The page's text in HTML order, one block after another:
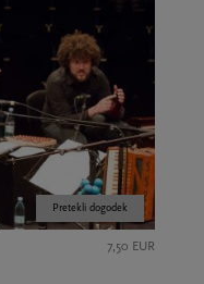
Pretekli dogodek
7,50 EUR